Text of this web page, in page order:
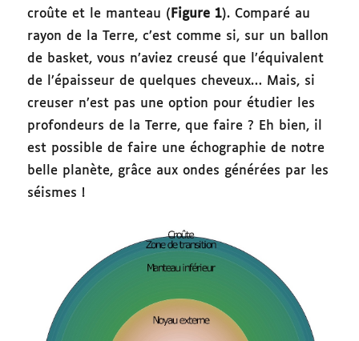
croûte et le manteau ( Figure 1). Comparé au
rayon de la Terre, c’est comme si, sur un ballon
de basket, vous n’aviez creusé que l’équivalent
de l’épaisseur de quelques cheveux… Mais, si
creuser n’est pas une option pour étudier les
profondeurs de la Terre, que faire ? Eh bien, il
est possible de faire une échographie de notre
belle planète, grâce aux ondes générées par les
séismes !